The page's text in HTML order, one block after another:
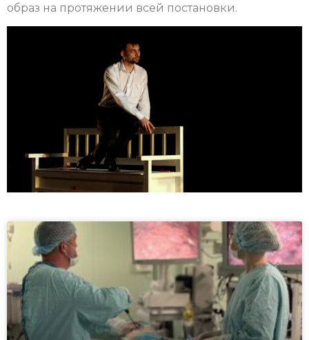
образ на протяжении всей постановки.